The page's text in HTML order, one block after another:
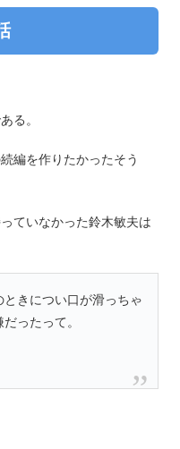
る。
編を作りたかったそう
ていなかった鈴木敏夫は
ときについ口が滑っちゃ
ったって。